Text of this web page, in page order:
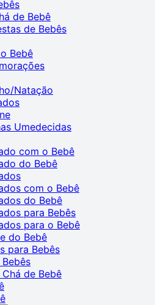
de Bebê
de Bebês
Bebê
Natação
Umedecidas
com o Bebê
do Bebê
com o Bebê
do Bebê
para Bebês
para o Bebê
do Bebê
para Bebês
de Bebê